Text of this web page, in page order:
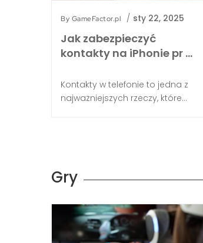
By GameFactor.pl / sty 22, 2025
Jak zabezpieczyć
kontakty na iPhonie pr …
Kontakty w telefonie to jedna z
najważniejszych rzeczy, które...
Najważniejsze etapy konfiguracji
wzmacniacza, właściwego wyboru
się do narzędzia konfiguracyjnego i
odpowiedzialnych za optymalne
Gry